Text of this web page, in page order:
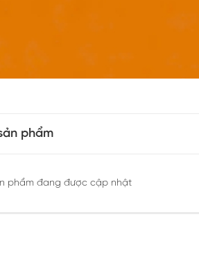
phẩm
phẩm đang được cập nhật